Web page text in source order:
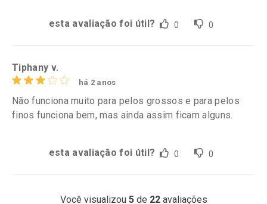
esta avaliação foi útil? 0 0
Tiphany v.
há 2 anos
Não funciona muito para pelos grossos e para pelos
finos funciona bem, mas ainda assim ficam alguns.
esta avaliação foi útil? 0 0
Você visualizou 5de 22avaliações